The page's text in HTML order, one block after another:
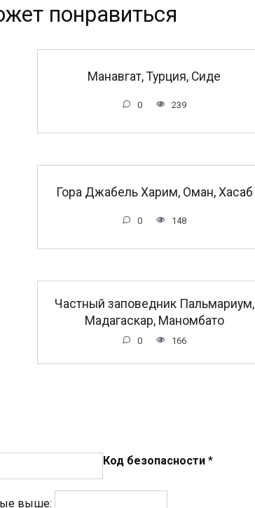
понравиться
Манавгат, Турция, Сиде
0 239
Гора Джабель Харим, Оман, Хасаб
0 148
Частный заповедник Пальмариум,
Мадагаскар, Маномбато
0 166
Код безопасности *
выше: